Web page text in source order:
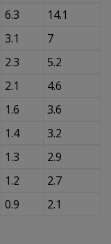
6.3
14.1
3.1
7
2.3
5.2
2.1
4.6
1.6
3.6
1.4
3.2
1.3
2.9
1.2
2.7
0.9 2.1